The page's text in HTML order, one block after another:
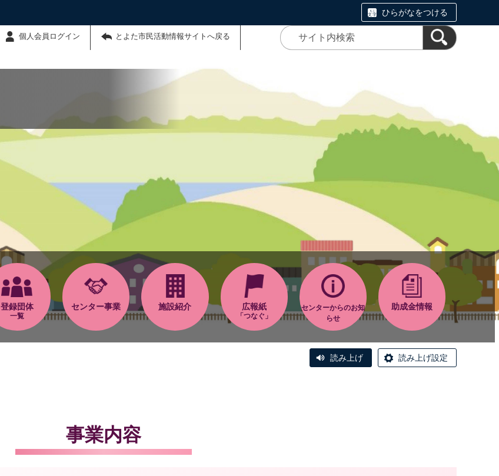
ひらがなをつける
個人会員ログイン とよた市民活動情報サイトへ戻る
登録団体
一覧
センター事業 施設紹介 広報紙
「つなぐ」
センターからのお知
らせ
助成金情報
読み上げ 読み上げ設定
事業内容